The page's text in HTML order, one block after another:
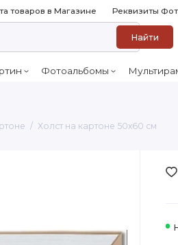
товаров в Магазине Реквизиты
Найти
Фотоальбомы
Холст на картоне 50х60 см